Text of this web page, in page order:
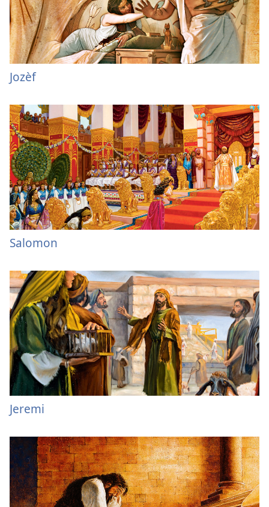
Jozèf
Salomon
Jeremi